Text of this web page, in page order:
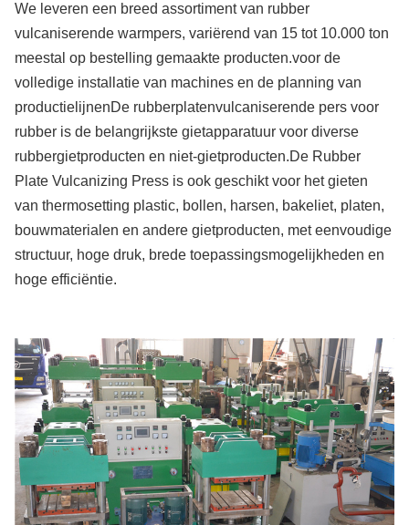
We leveren een breed assortiment van rubber
vulcaniserende warmpers, variërend van 15 tot 10.000 ton
meestal op bestelling gemaakte producten.voor de
volledige installatie van machines en de planning van
productielijnenDe rubberplatenvulcaniserende pers voor
rubber is de belangrijkste gietapparatuur voor diverse
rubbergietproducten en niet-gietproducten.De Rubber
Plate Vulcanizing Press is ook geschikt voor het gieten
van thermosetting plastic, bollen, harsen, bakeliet, platen,
bouwmaterialen en andere gietproducten, met eenvoudige
structuur, hoge druk, brede toepassingsmogelijkheden en
hoge efficiëntie.